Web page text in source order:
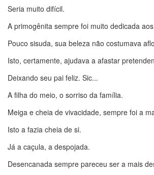
Seria muito difícil.
A primogênita sempre foi muito dedicada
Pouco sisuda, sua beleza não costumava
Isto, certamente, ajudava a afastar
Deixando seu pai feliz. Sic...
A filha do meio, o sorriso da família.
Meiga e cheia de vivacidade, sempre foi a
Isto a fazia cheia de si.
Já a caçula, a despojada.
Desencanada sempre pareceu ser a mais